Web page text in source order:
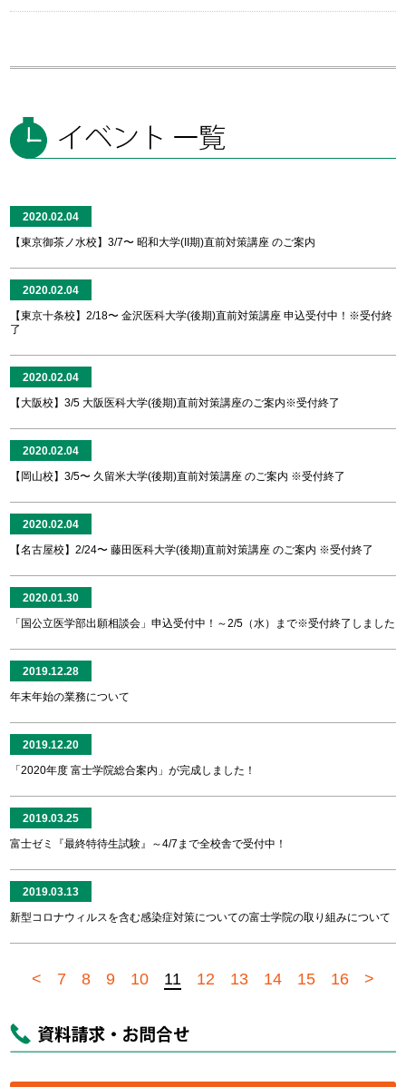
2020.02.04
【東京御茶ノ水校】3/7〜 昭和大学(II期)直前対策講座 のご案内
2020.02.04
【東京十条校】2/18〜 金沢医科大学(後期)直前対策講座 申込受付中！※受付終
了
2020.02.04
【大阪校】3/5 大阪医科大学(後期)直前対策講座のご案内※受付終了
2020.02.04
【岡山校】3/5〜 久留米大学(後期)直前対策講座 のご案内 ※受付終了
2020.02.04
【名古屋校】2/24〜 藤田医科大学(後期)直前対策講座 のご案内 ※受付終了
2020.01.30
「国公立医学部出願相談会」申込受付中！～2/5（水）まで※受付終了しました
2019.12.28
年末年始の業務について
2019.12.20
「2020年度 富士学院総合案内」が完成しました！
2019.03.25
富士ゼミ『最終特待生試験』～4/7まで全校舎で受付中！
2019.03.13
新型コロナウィルスを含む感染症対策についての富士学院の取り組みについて
< 7 8 9 10 11 12 13 14 15 16 >